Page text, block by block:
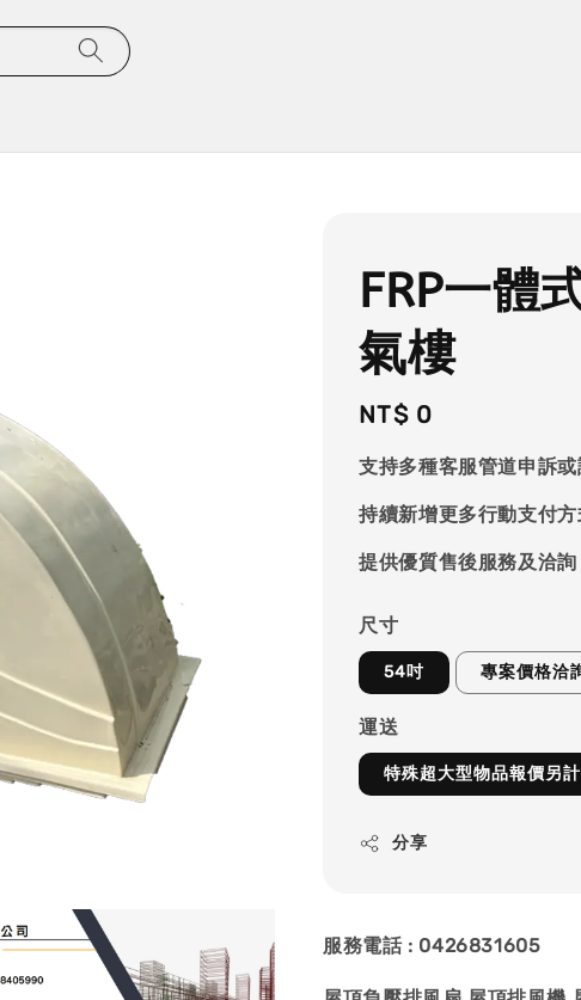
FRP一體
氣樓
Regular
price
NT$ 0
支持多種客服管道申訴
持續新增更多行動支付方
提供優質售後服務及洽詢
尺寸
54吋 專案價格
運送
特殊超大型物品報價另計
分享
服務電話 : 0426831605